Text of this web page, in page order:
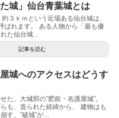
た城」仙台青葉城とは
３ｋｍという近場ある仙台城は、
ばれます。 ある人物から「最も優
た仙台城...
記事を読む
城へのアクセスはどうす
た、大城郭の”肥前・名護屋城”。
も、造られた経緯から、 建物はも
す、”破城”が...